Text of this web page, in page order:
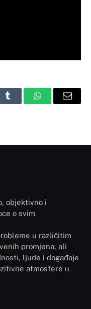
Tumblr WhatsAppEmail
objektivno i
o svim
u različitim
promjena, ali
ljude i događaje
atmosfere u